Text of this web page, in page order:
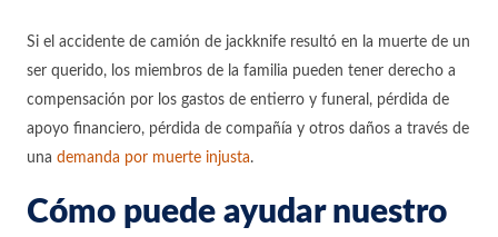
Si el accidente de camión de jackknife resultó en la muerte de un
ser querido, los miembros de la familia pueden tener derecho a
compensación por los gastos de entierro y funeral, pérdida de
apoyo financiero, pérdida de compañía y otros daños a través de
una demanda por muerte injusta.
Cómo puede ayudar nuestro